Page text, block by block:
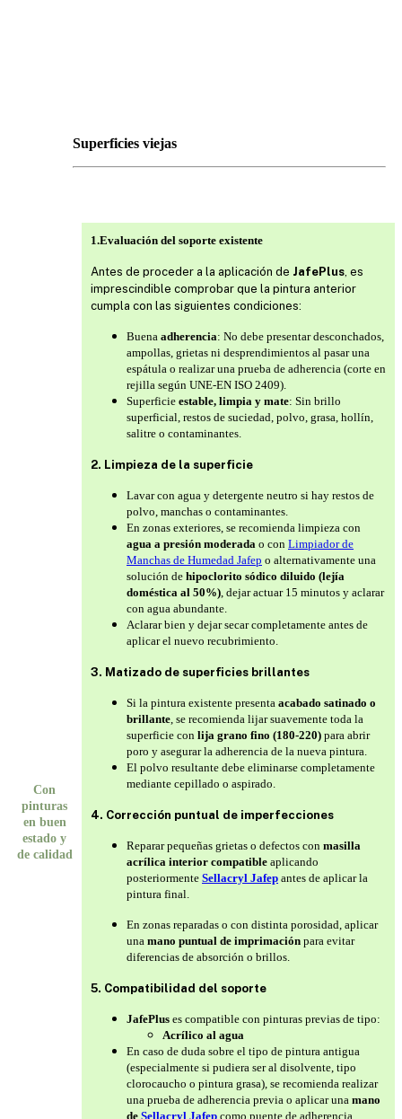
Superficies viejas
Con
pinturas
en buen
estado y
de calidad
1.Evaluación del soporte existente
Antes de proceder a la aplicación de JafePlus , es
imprescindible comprobar que la pintura anterior
cumpla con las siguientes condiciones:
Buena adherencia: No debe presentar desconchados,
ampollas, grietas ni desprendimientos al pasar una
espátula o realizar una prueba de adherencia (corte en
rejilla según UNE-EN ISO 2409).
Superficie estable, limpia y mate: Sin brillo
superficial, restos de suciedad, polvo, grasa, hollín,
salitre o contaminantes.
2. Limpieza de la superficie
Lavar con agua y detergente neutro si hay restos de
polvo, manchas o contaminantes.
En zonas exteriores, se recomienda limpieza con
agua a presión moderada o con Limpiador de
Manchas de Humedad Jafep o alternativamente una
solución de hipoclorito sódico diluido (lejía
doméstica al 50%) , dejar actuar 15 minutos y aclarar
con agua abundante.
Aclarar bien y dejar secar completamente antes de
aplicar el nuevo recubrimiento.
3. Matizado de superficies brillantes
Si la pintura existente presenta acabado satinado o
brillante , se recomienda lijar suavemente toda la
superficie con lija grano fino (180-220) para abrir
poro y asegurar la adherencia de la nueva pintura.
El polvo resultante debe eliminarse completamente
mediante cepillado o aspirado.
4. Corrección puntual de imperfecciones
Reparar pequeñas grietas o defectos con masilla
acrílica interior compatible aplicando
posteriormente Sellacryl Jafep antes de aplicar la
pintura final.
En zonas reparadas o con distinta porosidad, aplicar
una mano puntual de imprimación para evitar
diferencias de absorción o brillos.
5. Compatibilidad del soporte
JafePlus es compatible con pinturas previas de tipo:
Acrílico al agua
En caso de duda sobre el tipo de pintura antigua
(especialmente si pudiera ser al disolvente, tipo
clorocaucho o pintura grasa), se recomienda realizar
una prueba de adherencia previa o aplicar una mano
de Sellacryl Jafep como puente de adherencia.